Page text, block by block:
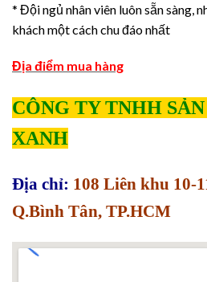
* Đội ngủ nhân viên luôn sẵn sàng,
khách một cách chu đáo nhất
Địa điểm mua hàng
CÔNG TY TNHH
XANH
Địa chỉ: 108 Liên khu 10-
Q.Bình Tân, TP.HCM